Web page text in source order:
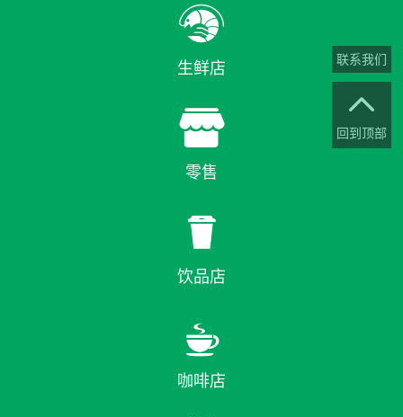

生鲜店

零售

饮品店

咖啡店
联系我们

回到顶部